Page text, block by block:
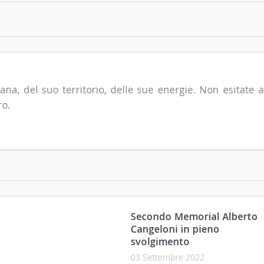
del suo territorio, delle sue energie. Non esitate a
Secondo Memorial Alberto
Cangeloni in pieno
svolgimento
03 Settembre 2022